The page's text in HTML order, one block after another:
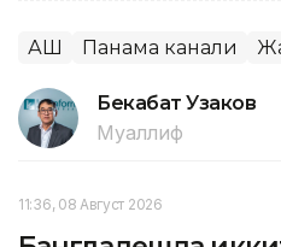
АҚШ Панама канали
Бекабат Узаков
Муаллиф
11:36, 08 Август 2026